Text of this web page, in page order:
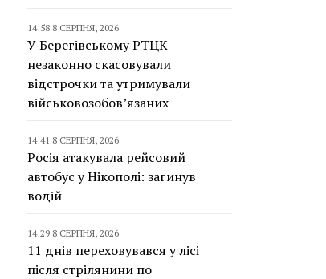
14:58 8 СЕРПНЯ, 2026
У Берегівському РТЦК
незаконно скасовували
відстрочки та утримували
військовозобов’язаних
14:41 8 СЕРПНЯ, 2026
Росія атакувала рейсовий
автобус у Нікополі: загинув
водій
14:29 8 СЕРПНЯ, 2026
11 днів переховувався у лісі
після стрілянини по